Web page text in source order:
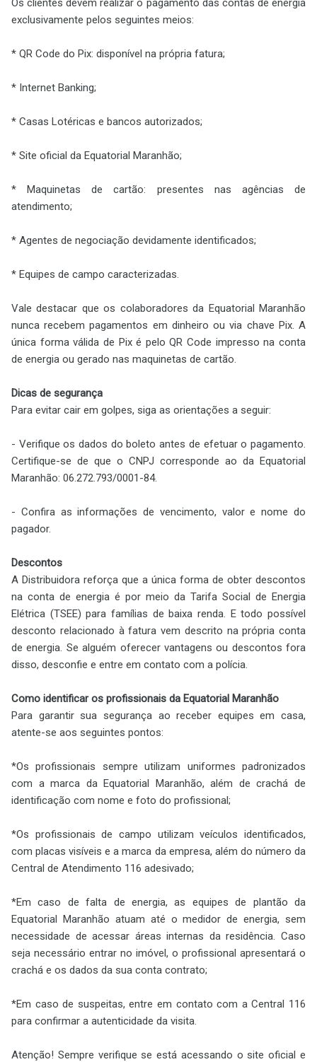
Os clientes devem realizar o pagamento das contas de energia
exclusivamente pelos seguintes meios:
* QR Code do Pix: disponível na própria fatura;
* Internet Banking;
* Casas Lotéricas e bancos autorizados;
* Site oficial da Equatorial Maranhão;
* Maquinetas de cartão: presentes nas agências de
atendimento;
* Agentes de negociação devidamente identificados;
* Equipes de campo caracterizadas.
Vale destacar que os colaboradores da Equatorial Maranhão
nunca recebem pagamentos em dinheiro ou via chave Pix. A
única forma válida de Pix é pelo QR Code impresso na conta
de energia ou gerado nas maquinetas de cartão.
Dicas de segurança
Para evitar cair em golpes, siga as orientações a seguir:
- Verifique os dados do boleto antes de efetuar o pagamento.
Certifique-se de que o CNPJ corresponde ao da Equatorial
Maranhão: 06.272.793/0001-84.
- Confira as informações de vencimento, valor e nome do
pagador.
Descontos
A Distribuidora reforça que a única forma de obter descontos
na conta de energia é por meio da Tarifa Social de Energia
Elétrica (TSEE) para famílias de baixa renda. E todo possível
desconto relacionado à fatura vem descrito na própria conta
de energia. Se alguém oferecer vantagens ou descontos fora
disso, desconfie e entre em contato com a polícia.
Como identificar os profissionais da Equatorial Maranhão
Para garantir sua segurança ao receber equipes em casa,
atente-se aos seguintes pontos:
*Os profissionais sempre utilizam uniformes padronizados
com a marca da Equatorial Maranhão, além de crachá de
identificação com nome e foto do profissional;
*Os profissionais de campo utilizam veículos identificados,
com placas visíveis e a marca da empresa, além do número da
Central de Atendimento 116 adesivado;
*Em caso de falta de energia, as equipes de plantão da
Equatorial Maranhão atuam até o medidor de energia, sem
necessidade de acessar áreas internas da residência. Caso
seja necessário entrar no imóvel, o profissional apresentará o
crachá e os dados da sua conta contrato;
*Em caso de suspeitas, entre em contato com a Central 116
para confirmar a autenticidade da visita.
Atenção! Sempre verifique se está acessando o site oficial e